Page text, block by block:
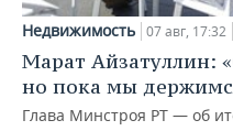
Недвижимость 07 авг, 17:32
Марат Айзатуллин:
но пока мы
Глава Минстроя РТ — об